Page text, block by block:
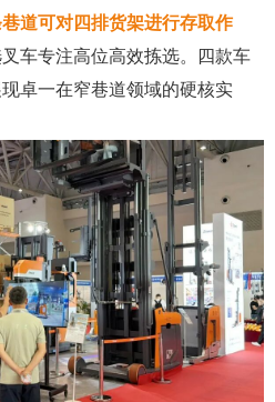
道可对四排货架进行存取作
车专注高位高效拣选。四款车
卓一在窄巷道领域的硬核实